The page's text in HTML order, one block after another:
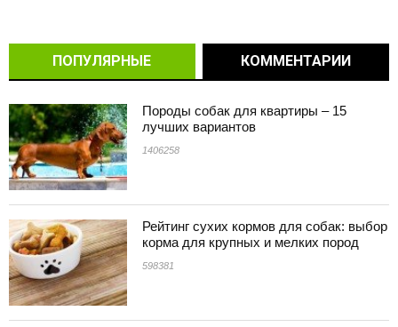
ПОПУЛЯРНЫЕ КОММЕНТАРИИ
Породы собак для квартиры – 15
лучших вариантов
1406258
Рейтинг сухих кормов для собак: выбор
корма для крупных и мелких пород
598381